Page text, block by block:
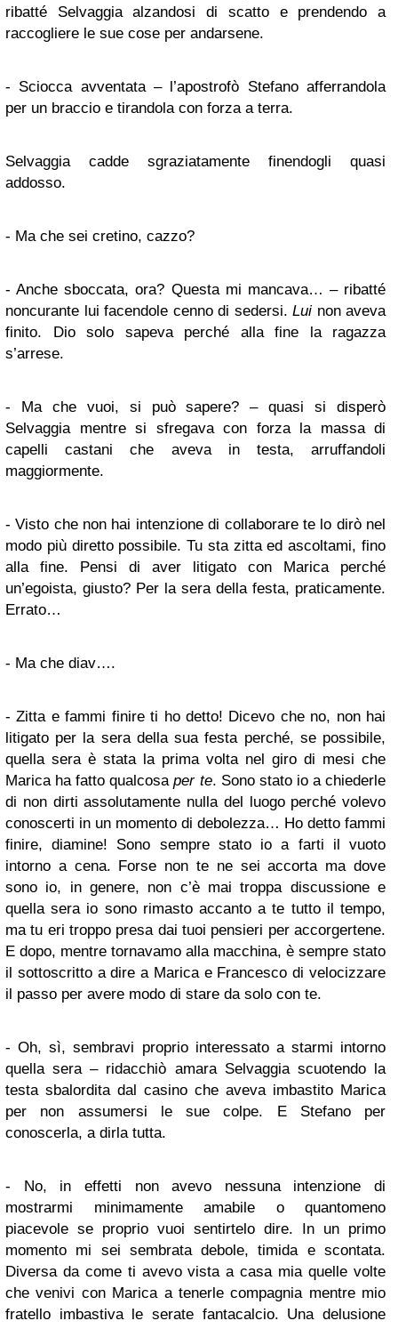
ribatté Selvaggia alzandosi di scatto e prendendo a
raccogliere le sue cose per andarsene.
- Sciocca avventata – l’apostrofò Stefano afferrandola
per un braccio e tirandola con forza a terra.
Selvaggia cadde sgraziatamente finendogli quasi
addosso.
- Ma che sei cretino, cazzo?
- Anche sboccata, ora? Questa mi mancava… – ribatté
noncurante lui facendole cenno di sedersi. Lui non aveva
finito. Dio solo sapeva perché alla fine la ragazza
s’arrese.
- Ma che vuoi, si può sapere? – quasi si disperò
Selvaggia mentre si sfregava con forza la massa di
capelli castani che aveva in testa, arruffandoli
maggiormente.
- Visto che non hai intenzione di collaborare te lo dirò nel
modo più diretto possibile. Tu sta zitta ed ascoltami, fino
alla fine. Pensi di aver litigato con Marica perché
un’egoista, giusto? Per la sera della festa, praticamente.
Errato…
- Ma che diav….
- Zitta e fammi finire ti ho detto! Dicevo che no, non hai
litigato per la sera della sua festa perché, se possibile,
quella sera è stata la prima volta nel giro di mesi che
Marica ha fatto qualcosaper te. Sono stato io a chiederle
di non dirti assolutamente nulla del luogo perché volevo
conoscerti in un momento di debolezza… Ho detto fammi
finire, diamine! Sono sempre stato io a farti il vuoto
intorno a cena. Forse non te ne sei accorta ma dove
sono io, in genere, non c’è mai troppa discussione e
quella sera io sono rimasto accanto a te tutto il tempo,
ma tu eri troppo presa dai tuoi pensieri per accorgertene.
E dopo, mentre tornavamo alla macchina, è sempre stato
il sottoscritto a dire a Marica e Francesco di velocizzare
il passo per avere modo di stare da solo con te.
- Oh, sì, sembravi proprio interessato a starmi intorno
quella sera – ridacchiò amara Selvaggia scuotendo la
testa sbalordita dal casino che aveva imbastito Marica
per non assumersi le sue colpe. E Stefano per
conoscerla, a dirla tutta.
- No, in effetti non avevo nessuna intenzione di
mostrarmi minimamente amabile o quantomeno
piacevole se proprio vuoi sentirtelo dire. In un primo
momento mi sei sembrata debole, timida e scontata.
Diversa da come ti avevo vista a casa mia quelle volte
che venivi con Marica a tenerle compagnia mentre mio
fratello imbastiva le serate fantacalcio. Una delusione